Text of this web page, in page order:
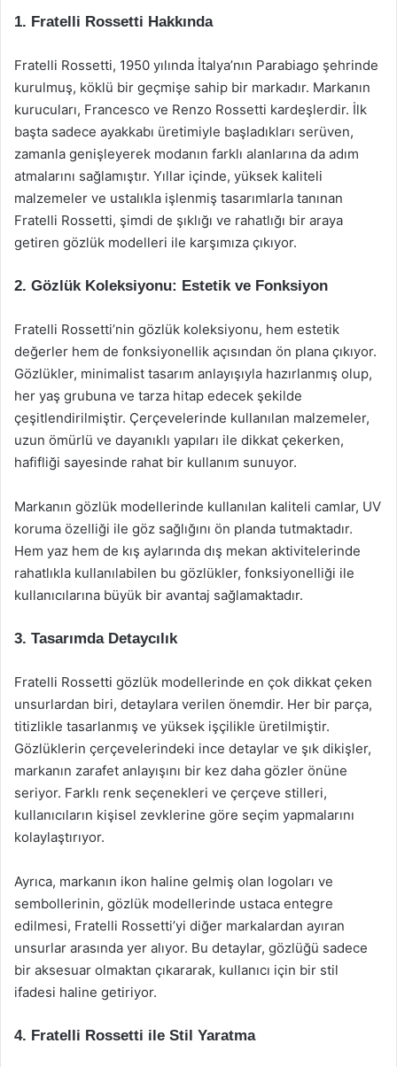
1. Fratelli Rossetti Hakkında
Fratelli Rossetti, 1950 yılında İtalya’nın Parabiago şehrinde
kurulmuş, köklü bir geçmişe sahip bir markadır. Markanın
kurucuları, Francesco ve Renzo Rossetti kardeşlerdir. İlk
başta sadece ayakkabı üretimiyle başladıkları serüven,
zamanla genişleyerek modanın farklı alanlarına da adım
atmalarını sağlamıştır. Yıllar içinde, yüksek kaliteli
malzemeler ve ustalıkla işlenmiş tasarımlarla tanınan
Fratelli Rossetti, şimdi de şıklığı ve rahatlığı bir araya
getiren gözlük modelleri ile karşımıza çıkıyor.
2. Gözlük Koleksiyonu: Estetik ve Fonksiyon
Fratelli Rossetti’nin gözlük koleksiyonu, hem estetik
değerler hem de fonksiyonellik açısından ön plana çıkıyor.
Gözlükler, minimalist tasarım anlayışıyla hazırlanmış olup,
her yaş grubuna ve tarza hitap edecek şekilde
çeşitlendirilmiştir. Çerçevelerinde kullanılan malzemeler,
uzun ömürlü ve dayanıklı yapıları ile dikkat çekerken,
hafifliği sayesinde rahat bir kullanım sunuyor.
Markanın gözlük modellerinde kullanılan kaliteli camlar, UV
koruma özelliği ile göz sağlığını ön planda tutmaktadır.
Hem yaz hem de kış aylarında dış mekan aktivitelerinde
rahatlıkla kullanılabilen bu gözlükler, fonksiyonelliği ile
kullanıcılarına büyük bir avantaj sağlamaktadır.
3. Tasarımda Detaycılık
Fratelli Rossetti gözlük modellerinde en çok dikkat çeken
unsurlardan biri, detaylara verilen önemdir. Her bir parça,
titizlikle tasarlanmış ve yüksek işçilikle üretilmiştir.
Gözlüklerin çerçevelerindeki ince detaylar ve şık dikişler,
markanın zarafet anlayışını bir kez daha gözler önüne
seriyor. Farklı renk seçenekleri ve çerçeve stilleri,
kullanıcıların kişisel zevklerine göre seçim yapmalarını
kolaylaştırıyor.
Ayrıca, markanın ikon haline gelmiş olan logoları ve
sembollerinin, gözlük modellerinde ustaca entegre
edilmesi, Fratelli Rossetti’yi diğer markalardan ayıran
unsurlar arasında yer alıyor. Bu detaylar, gözlüğü sadece
bir aksesuar olmaktan çıkararak, kullanıcı için bir stil
ifadesi haline getiriyor.
4. Fratelli Rossetti ile Stil Yaratma